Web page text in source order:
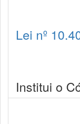
Lei nº
Institui o